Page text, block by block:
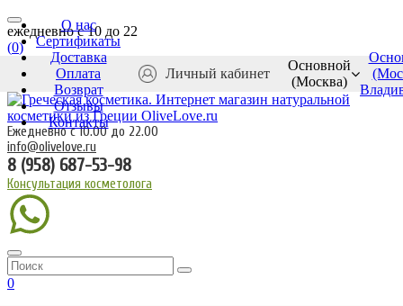
ежедневно c 10 до 22
(0)
О нас
Сертификаты
Доставка
Оплата
Возврат
Отзывы
Контакты
Личный кабинет
Основной
(Москва)
Ежедневно с 10.00 до 22.00
info@olivelove.ru
8 (958) 687-53-98
Консультация косметолога
0